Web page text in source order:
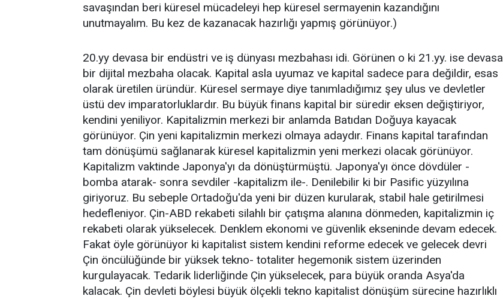
savaşından beri küresel mücadeleyi hep küresel sermayenin kazandığını
unutmayalım. Bu kez de kazanacak hazırlığı yapmış görünüyor.)
20.yy devasa bir endüstri ve iş dünyası mezbahası idi. Görünen o ki 21.yy. ise devasa
bir dijital mezbaha olacak. Kapital asla uyumaz ve kapital sadece para değildir, esas
olarak üretilen üründür. Küresel sermaye diye tanımladığımız şey ulus ve devletler
üstü dev imparatorluklardır. Bu büyük finans kapital bir süredir eksen değiştiriyor,
kendini yeniliyor. Kapitalizmin merkezi bir anlamda Batıdan Doğuya kayacak
görünüyor. Çin yeni kapitalizmin merkezi olmaya adaydır. Finans kapital tarafından
tam dönüşümü sağlanarak küresel kapitalizmin yeni merkezi olacak görünüyor.
Kapitalizm vaktinde Japonya'yı da dönüştürmüştü. Japonya'yı önce dövdüler -
bomba atarak- sonra sevdiler -kapitalizm ile-. Denilebilir ki bir Pasific yüzyılına
giriyoruz. Bu sebeple Ortadoğu'da yeni bir düzen kurularak, stabil hale getirilmesi
hedefleniyor. Çin-ABD rekabeti silahlı bir çatışma alanına dönmeden, kapitalizmin iç
rekabeti olarak yükselecek. Denklem ekonomi ve güvenlik ekseninde devam edecek.
Fakat öyle görünüyor ki kapitalist sistem kendini reforme edecek ve gelecek devri
Çin öncülüğünde bir yüksek tekno- totaliter hegemonik sistem üzerinden
kurgulayacak. Tedarik liderliğinde Çin yükselecek, para büyük oranda Asya'da
kalacak. Çin devleti böylesi büyük ölçekli tekno kapitalist dönüşüm sürecine hazırlıklı